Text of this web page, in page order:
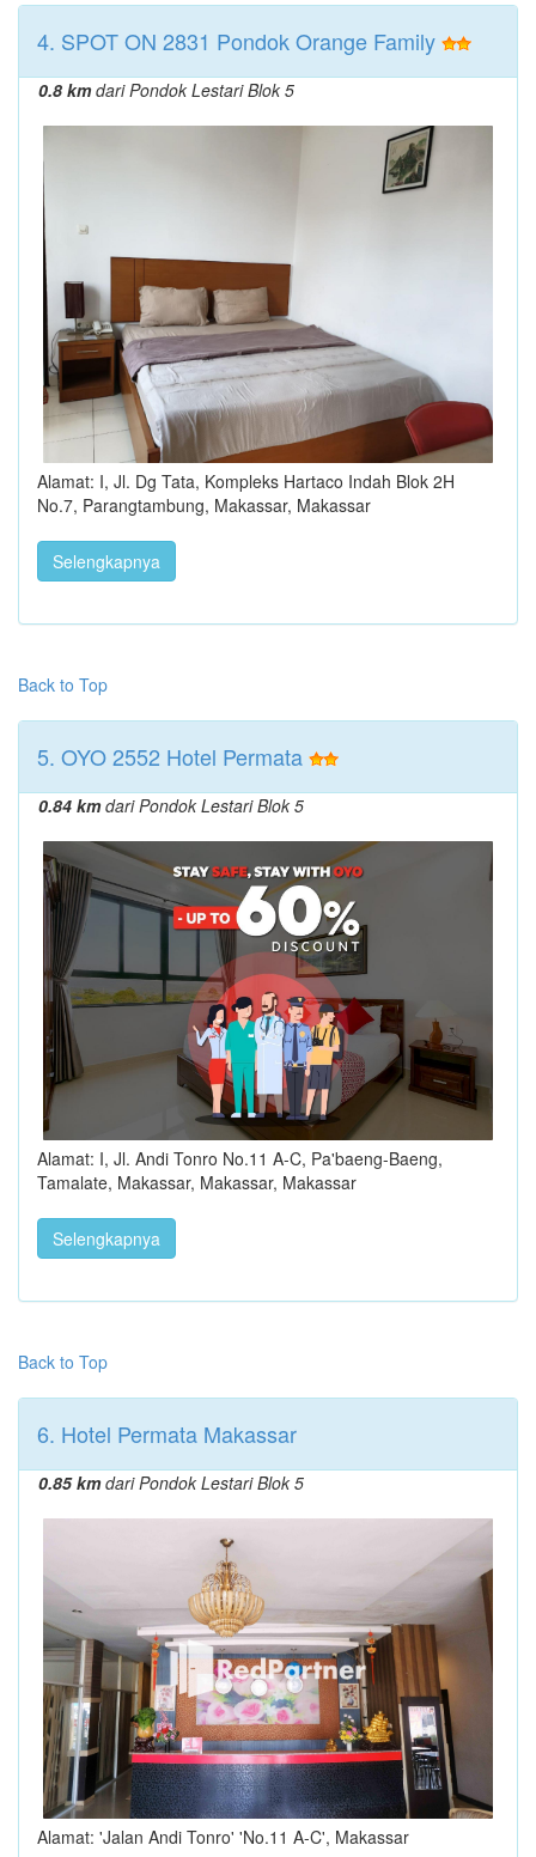
4. SPOT ON 2831 Pondok Orange Family
0.8 kmdari Pondok Lestari Blok 5
Alamat: I, Jl. Dg Tata, Kompleks Hartaco Indah Blok 2H
No.7, Parangtambung, Makassar, Makassar
Selengkapnya
Back to Top
5. OYO 2552 Hotel Permata
0.84 kmdari Pondok Lestari Blok 5
Alamat: I, Jl. Andi Tonro No.11 A-C, Pa'baeng-Baeng,
Tamalate, Makassar, Makassar, Makassar
Selengkapnya
Back to Top
6. Hotel Permata Makassar
0.85 kmdari Pondok Lestari Blok 5
Alamat: 'Jalan Andi Tonro' 'No.11 A-C', Makassar